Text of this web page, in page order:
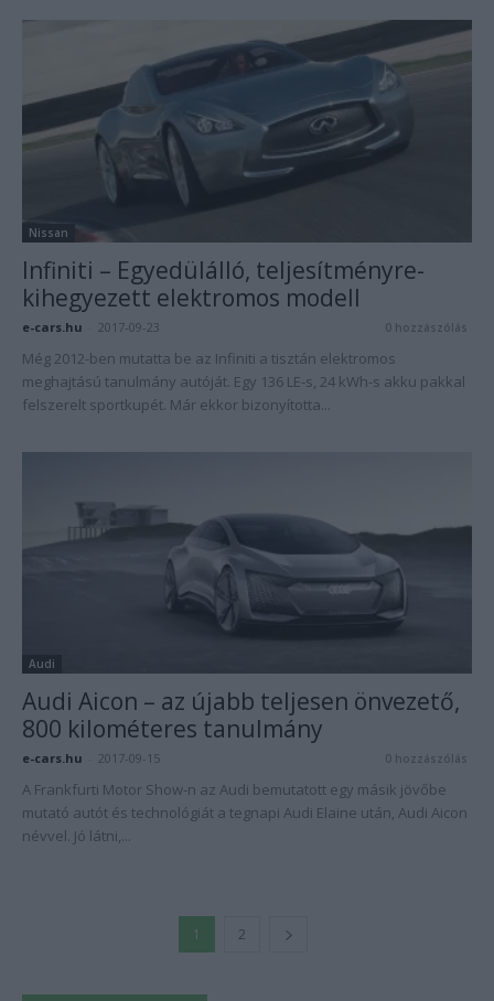
Nissan
Infiniti – Egyedülálló, teljesítményre-
kihegyezett elektromos modell
e-cars.hu 2017-09-23 0 hozzászólás
Még 2012-ben mutatta be az Infiniti a tisztán elektromos
meghajtású tanulmány autóját. Egy 136 LE-s, 24 kWh-s akku pakkal
felszerelt sportkupét. Már ekkor bizonyította...
Audi
Audi Aicon – az újabb teljesen önvezető,
800 kilométeres tanulmány
e-cars.hu 2017-09-15 0 hozzászólás
A Frankfurti Motor Show-n az Audi bemutatott egy másik jövőbe
mutató autót és technológiát a tegnapi Audi Elaine után, Audi Aicon
névvel. Jó látni,...
1 2